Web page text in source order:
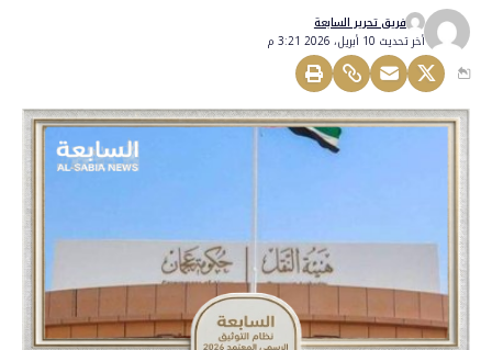
أخر تحديث 10 أبريل، 2026 3:21 م
فريق تحرير السابعة